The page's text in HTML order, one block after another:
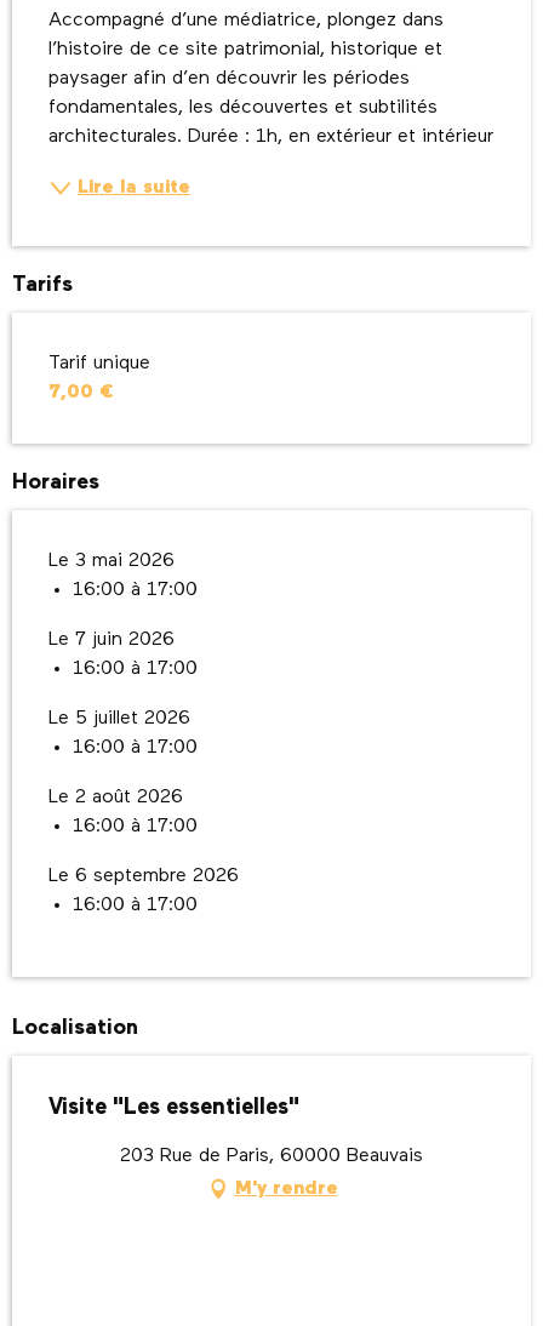
Accompagné d’une médiatrice, plongez dans
l’histoire de ce site patrimonial, historique et
paysager afin d’en découvrir les périodes
fondamentales, les découvertes et subtilités
architecturales. Durée : 1h, en extérieur et intérieur
Lire la suite
Tarifs
Tarif unique
7,00 €
Horaires
Le 3 mai 2026
16:00 à 17:00
Le 7 juin 2026
16:00 à 17:00
Le 5 juillet 2026
16:00 à 17:00
Le 2 août 2026
16:00 à 17:00
Le 6 septembre 2026
16:00 à 17:00
Localisation
Visite "Les essentielles"
203 Rue de Paris, 60000 Beauvais
M'y rendre